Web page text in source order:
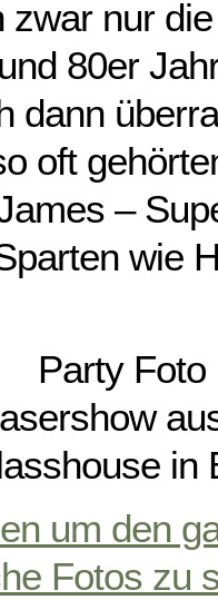
zwar nur
80er
dann
oft
–
wie
um den
Fotos zu